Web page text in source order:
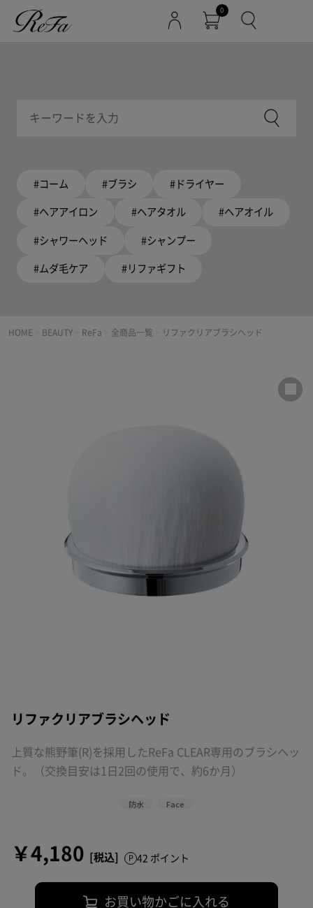
0
#コーム #ブラシ #ドライヤー
#ヘアアイロン #ヘアタオル #ヘアオイル
#シャワーヘッド #シャンプー
#ムダ毛ケア #リファギフト
HOME BEAUTY ReFa 全商品一覧 リファクリアブラシヘッド
リファクリアブラシヘッド
上質な熊野筆(R)を採用したReFa CLEAR専用のブラシヘッ
ド。（交換目安は1日2回の使用で、約6か月）
防水 Face
￥4,180 42 ポイント
お買い物かごに入れる